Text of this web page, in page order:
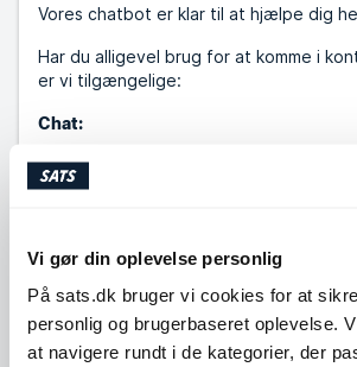
Vi gør din oplevelse personlig
På sats.dk bruger vi cookies for at
personlig og brugerbaseret oplevelse.
at navigere rundt i de kategorier, der
Vores chatbot er klar til at hjælpe dig
Har du alligevel brug for at komme i
er vi tilgængelige:
Chat:
Mandag - Fredag:
Tal med os
Send os en besked